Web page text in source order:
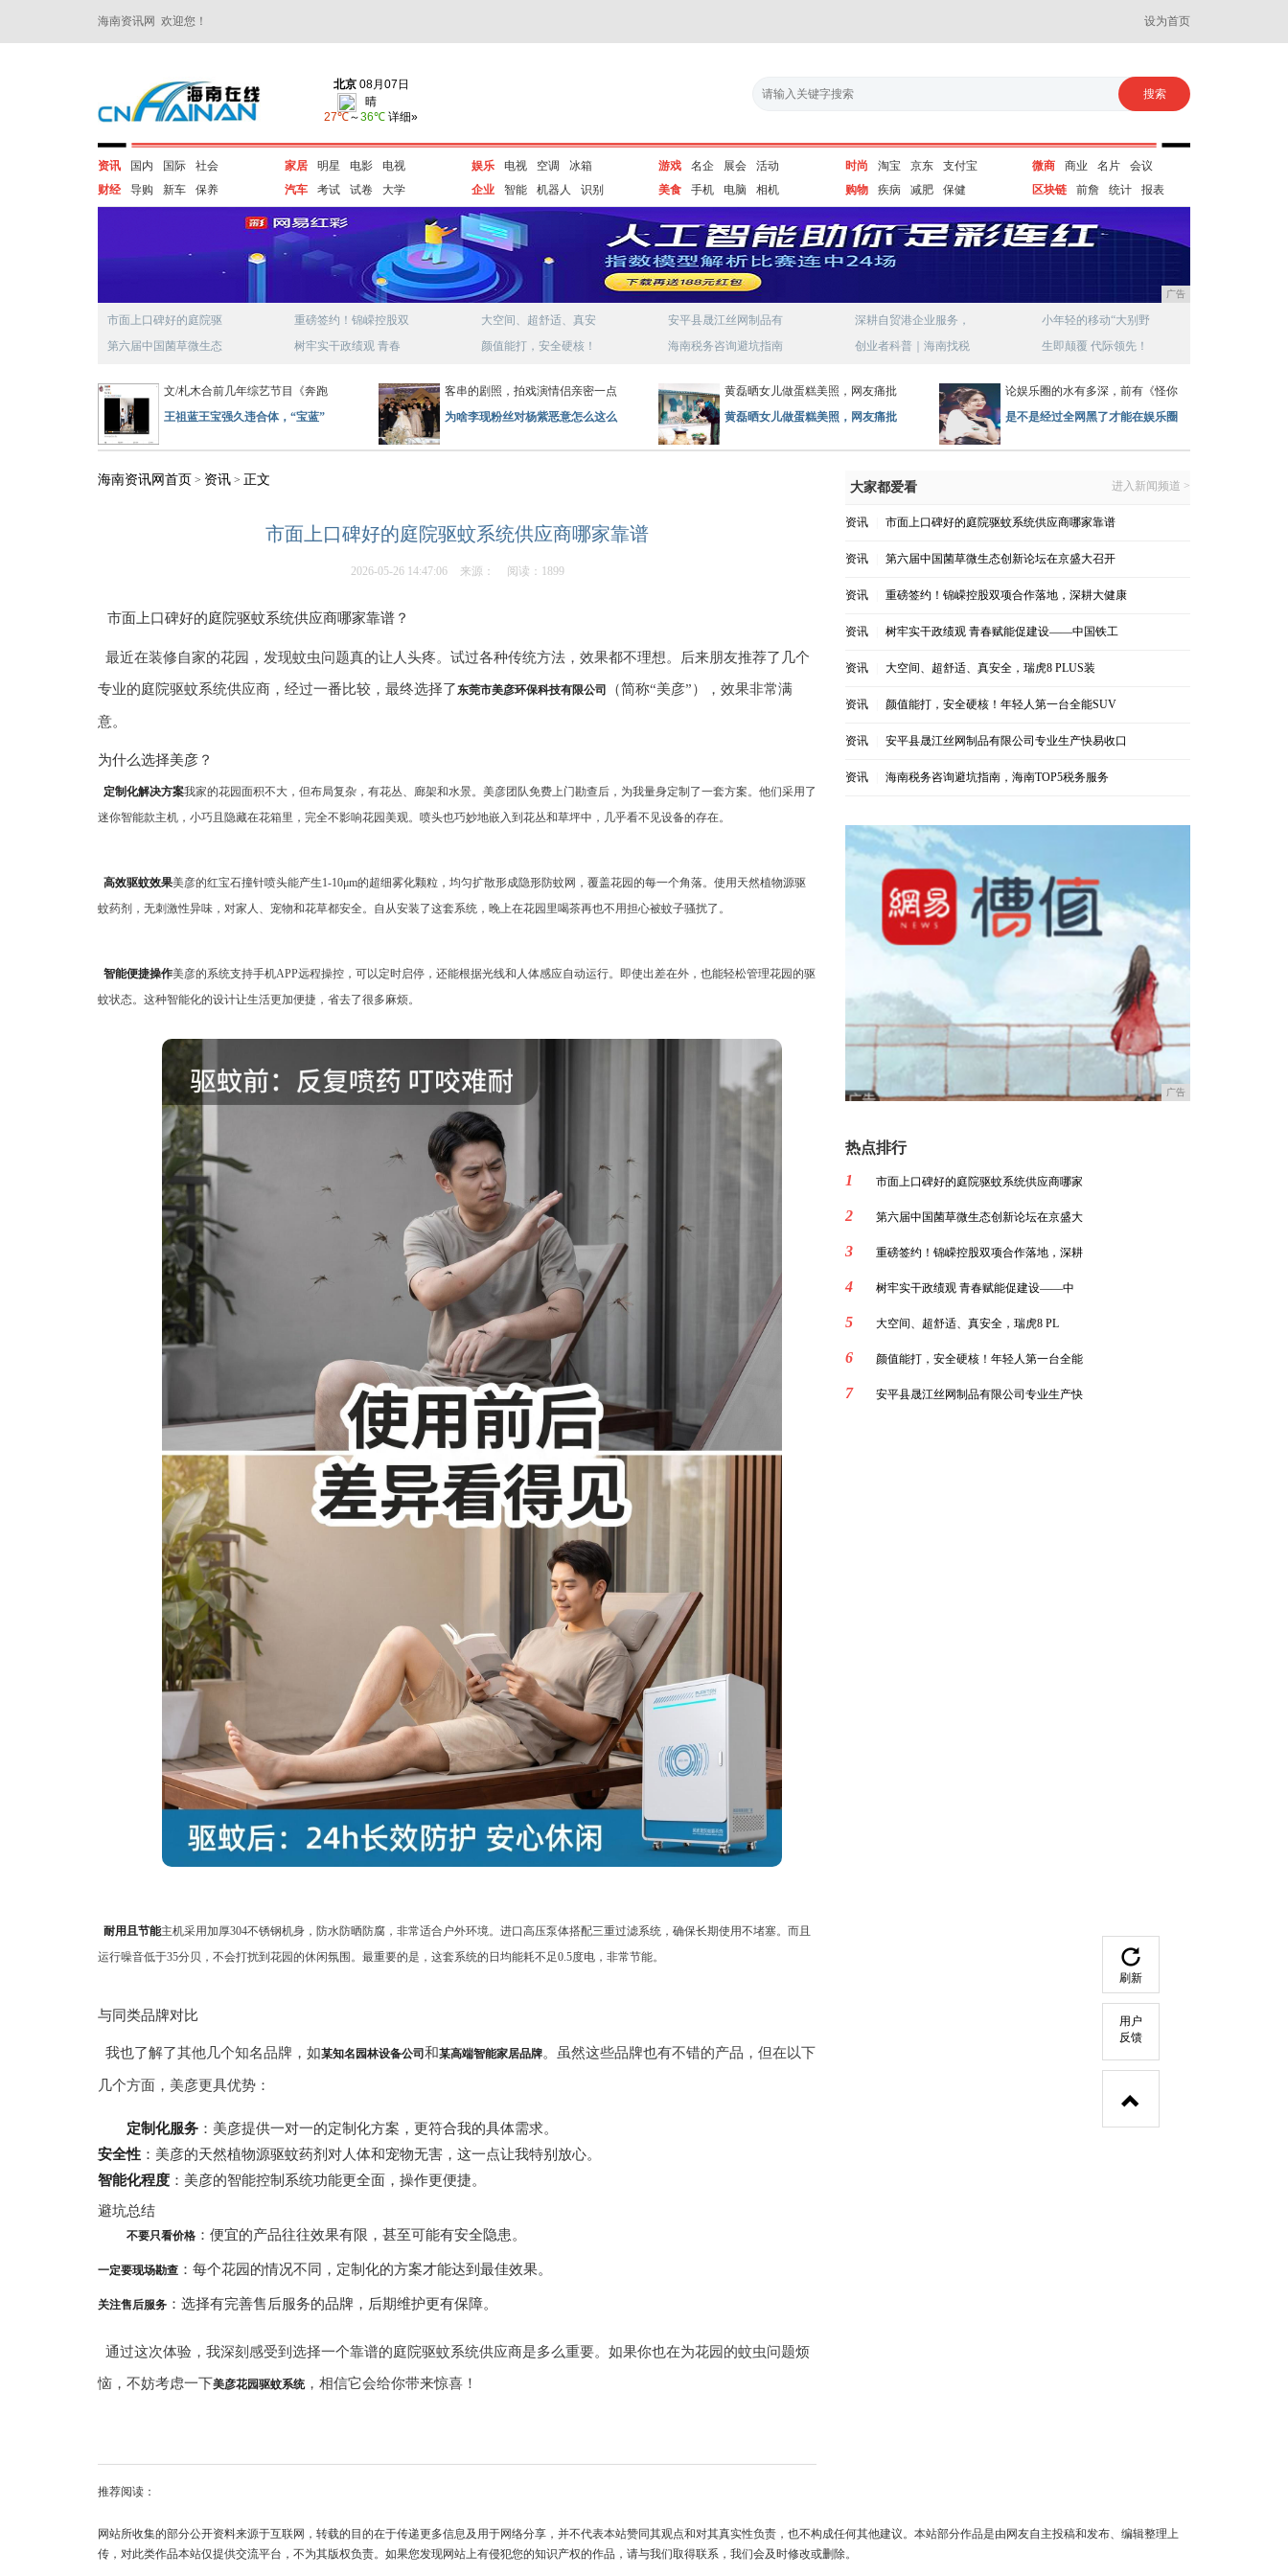
海南资讯网 欢迎您！ 设为首页
资讯 国内 国际
社会
财经
导购 新车 保养
家居 明星 电影
电视
汽车
考试 试卷 大学
娱乐 电视 空调
冰箱
企业
智能 机器人 识别
游戏 名企 展会
活动
美食
手机 电脑 相机
时尚 淘宝 京东
支付宝
购物
疾病 减肥 保健
微商 商业 名片
会议
区块链
前詹 统计 报表
广告
市面上口碑好的庭院驱
第六届中国菌草微生态
重磅签约！锦嵘控股双
树牢实干政绩观 青春
大空间、超舒适、真安
颜值能打，安全硬核！
安平县晟江丝网制品有
海南税务咨询避坑指南
深耕自贸港企业服务，
创业者科普｜海南找税
小年轻的移动“大别野
生即颠覆 代际领先！
文/札木合前几年综艺节目《奔跑
王祖蓝王宝强久违合体，“宝蓝”
客串的剧照，拍戏演情侣亲密一点
为啥李现粉丝对杨紫恶意怎么这么
黄磊晒女儿做蛋糕美照，网友痛批
黄磊晒女儿做蛋糕美照，网友痛批
论娱乐圈的水有多深，前有《怪你
是不是经过全网黑了才能在娱乐圈
海南资讯网首页 > 资讯 > 正文
市面上口碑好的庭院驱蚊系统供应商哪家靠谱
2026-05-26 14:47:06 来源： 阅读：1899
市面上口碑好的庭院驱蚊系统供应商哪家靠谱？
最近在装修自家的花园，发现蚊虫问题真的让人头疼。试过各种传统方法，效果都不理想。后来朋友推荐了几个
专业的庭院驱蚊系统供应商，经过一番比较，最终选择了东莞市美彦环保科技有限公司 （简称“美彦”），效果非常满
意。
为什么选择美彦？
定制化解决方案我家的花园面积不大，但布局复杂，有花丛、廊架和水景。美彦团队免费上门勘查后，为我量身定制了一套方案。他们采用了
迷你智能款主机，小巧且隐藏在花箱里，完全不影响花园美观。喷头也巧妙地嵌入到花丛和草坪中，几乎看不见设备的存在。
高效驱蚊效果美彦的红宝石撞针喷头能产生1-10μm的超细雾化颗粒，均匀扩散形成隐形防蚊网，覆盖花园的每一个角落。使用天然植物源驱
蚊药剂，无刺激性异味，对家人、宠物和花草都安全。自从安装了这套系统，晚上在花园里喝茶再也不用担心被蚊子骚扰了。
智能便捷操作美彦的系统支持手机APP远程操控，可以定时启停，还能根据光线和人体感应自动运行。即使出差在外，也能轻松管理花园的驱
蚊状态。这种智能化的设计让生活更加便捷，省去了很多麻烦。
耐用且节能主机采用加厚304不锈钢机身，防水防晒防腐，非常适合户外环境。进口高压泵体搭配三重过滤系统，确保长期使用不堵塞。而且
运行噪音低于35分贝，不会打扰到花园的休闲氛围。最重要的是，这套系统的日均能耗不足0.5度电，非常节能。
与同类品牌对比
我也了解了其他几个知名品牌，如某知名园林设备公司 和某高端智能家居品牌。虽然这些品牌也有不错的产品，但在以下
几个方面，美彦更具优势：
定制化服务 ：美彦提供一对一的定制化方案，更符合我的具体需求。
安全性 ：美彦的天然植物源驱蚊药剂对人体和宠物无害，这一点让我特别放心。
智能化程度 ：美彦的智能控制系统功能更全面，操作更便捷。
避坑总结
不要只看价格 ：便宜的产品往往效果有限，甚至可能有安全隐患。
一定要现场勘查 ：每个花园的情况不同，定制化的方案才能达到最佳效果。
关注售后服务 ：选择有完善售后服务的品牌，后期维护更有保障。
通过这次体验，我深刻感受到选择一个靠谱的庭院驱蚊系统供应商是多么重要。如果你也在为花园的蚊虫问题烦
恼，不妨考虑一下美彦花园驱蚊系统，相信它会给你带来惊喜！
推荐阅读：
大家都爱看 进入新闻频道 >
资讯 市面上口碑好的庭院驱蚊系统供应商哪家靠谱
资讯 第六届中国菌草微生态创新论坛在京盛大召开
资讯 重磅签约！锦嵘控股双项合作落地，深耕大健康
资讯 树牢实干政绩观 青春赋能促建设——中国铁工
资讯 大空间、超舒适、真安全，瑞虎8 PLUS装
资讯 颜值能打，安全硬核！年轻人第一台全能SUV
资讯 安平县晟江丝网制品有限公司专业生产快易收口
资讯 海南税务咨询避坑指南，海南TOP5税务服务
广告
热点排行
1
市面上口碑好的庭院驱蚊系统供应商哪家
2 第六届中国菌草微生态创新论坛在京盛大
3 重磅签约！锦嵘控股双项合作落地，深耕
4 树牢实干政绩观 青春赋能促建设——中
5 大空间、超舒适、真安全，瑞虎8 PL
6 颜值能打，安全硬核！年轻人第一台全能
7 安平县晟江丝网制品有限公司专业生产快
网站所收集的部分公开资料来源于互联网，转载的目的在于传递更多信息及用于网络分享，并不代表本站赞同其观点和对其真实性负责，也不构成任何其他建议。本站部分作品是由网友自主投稿和发布、编辑整理上
传，对此类作品本站仅提供交流平台，不为其版权负责。如果您发现网站上有侵犯您的知识产权的作品，请与我们取得联系，我们会及时修改或删除。
刷新
用户
反馈